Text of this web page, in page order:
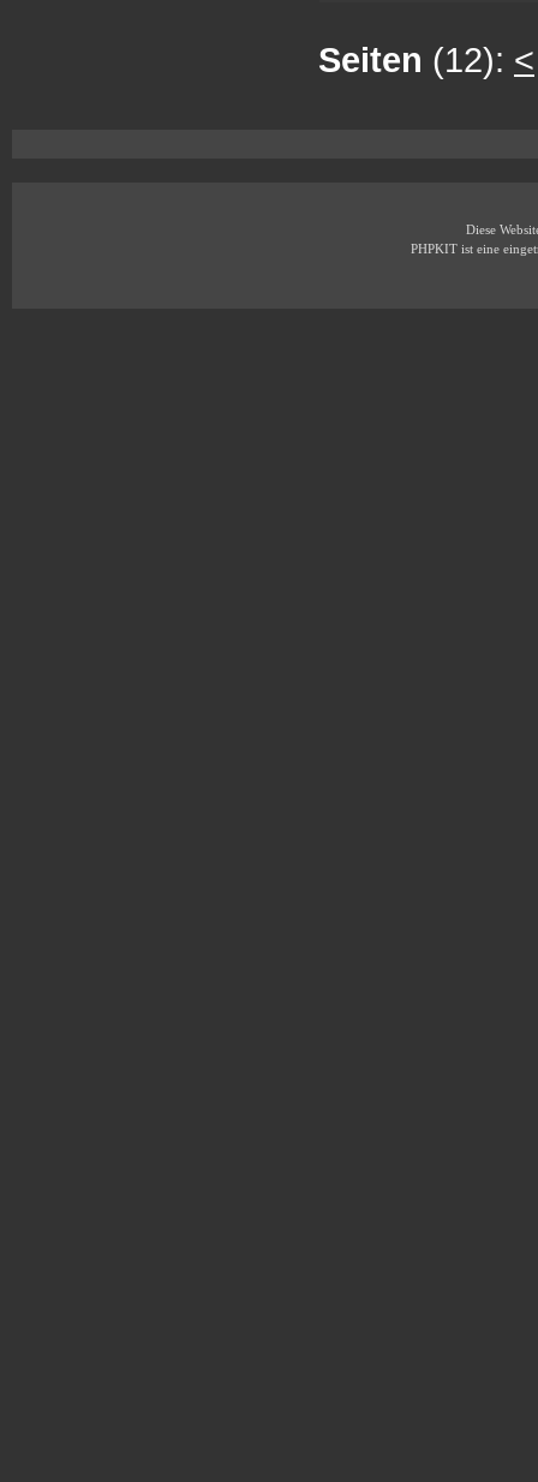
Seiten (12): <
Diese
PHPKIT ist eine